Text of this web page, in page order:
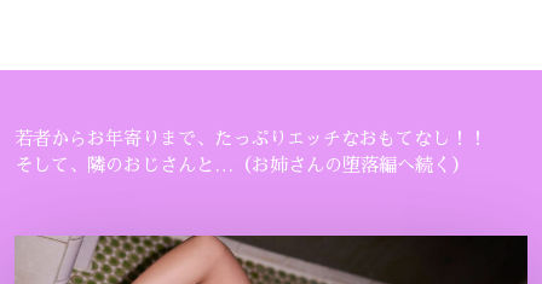
若者からお年寄りまで、たっぷりエッチなおもてなし！！
そして、隣のおじさんと…（お姉さんの堕落編へ続く）